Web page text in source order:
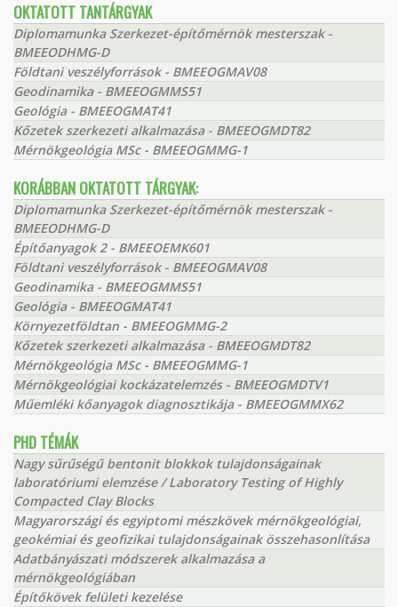
OKTATOTT TANTÁRGYAK
Diplomamunka Szerkezet-építőmérnök mesterszak -
BMEEODHMG-D
Földtani veszélyforrások - BMEEOGMAV08
Geodinamika - BMEEOGMMS51
Geológia - BMEEOGMAT41
Kőzetek szerkezeti alkalmazása - BMEEOGMDT82
Mérnökgeológia MSc - BMEEOGMMG-1
KORÁBBAN OKTATOTT TÁRGYAK:
Diplomamunka Szerkezet-építőmérnök mesterszak -
BMEEODHMG-D
Építőanyagok 2 - BMEEOEMK601
Földtani veszélyforrások - BMEEOGMAV08
Geodinamika - BMEEOGMMS51
Geológia - BMEEOGMAT41
Környezetföldtan - BMEEOGMMG-2
Kőzetek szerkezeti alkalmazása - BMEEOGMDT82
Mérnökgeológia MSc - BMEEOGMMG-1
Mérnökgeológiai kockázatelemzés - BMEEOGMDTV1
Műemléki kőanyagok diagnosztikája - BMEEOGMMX62
PHD TÉMÁK
Nagy sűrűségű bentonit blokkok tulajdonságainak
laboratóriumi elemzése / Laboratory Testing of Highly
Compacted Clay Blocks
Magyarországi és egyiptomi mészkövek mérnökgeológiai,
geokémiai és geofizikai tulajdonságainak összehasonlítása
Adatbányászati módszerek alkalmazása a
mérnökgeológiában
Építőkövek felületi kezelése